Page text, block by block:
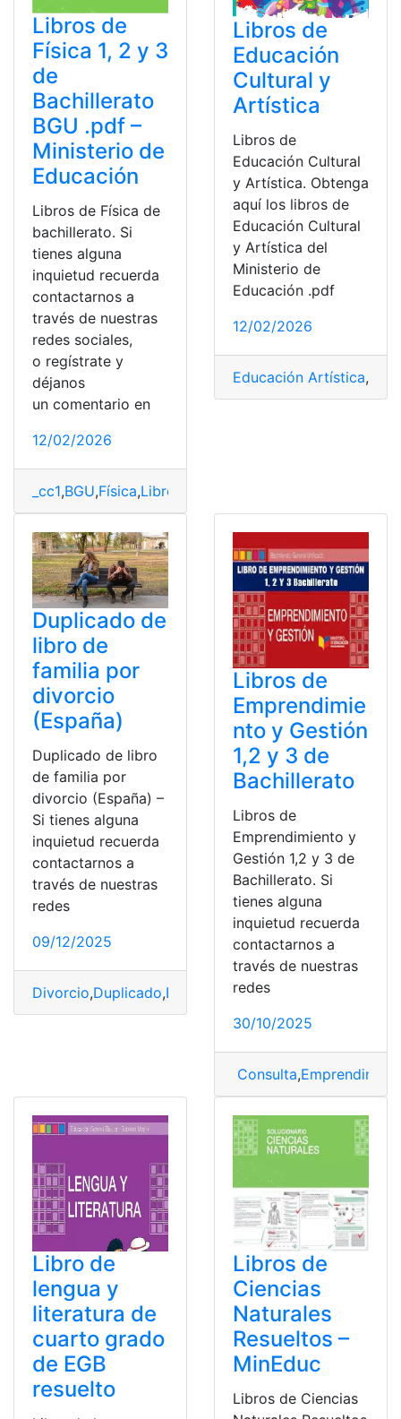
Libros de
Física 1, 2 y 3
de
Bachillerato
BGU .pdf –
Ministerio de
Educación
Libros de Física de
bachillerato. Si
tienes alguna
inquietud recuerda
contactarnos a
través de nuestras
redes sociales,
o regístrate y
déjanos
un comentario en
12/02/2026
_cc1,BGU,Física,Libro
Libros de
Educación
Cultural y
Artística
Libros de
Educación Cultural
y Artística. Obtenga
aquí los libros de
Educación Cultural
y Artística del
Ministerio de
Educación .pdf
12/02/2026
Educación Artística,
Duplicado de
libro de
familia por
divorcio
(España)
Duplicado de libro
de familia por
divorcio (España) –
Si tienes alguna
inquietud recuerda
contactarnos a
través de nuestras
redes
09/12/2025
Divorcio,Duplicado,España Familiar
Libros de
Emprendimie
nto y Gestión
1,2 y 3 de
Bachillerato
Libros de
Emprendimiento y
Gestión 1,2 y 3 de
Bachillerato. Si
tienes alguna
inquietud recuerda
contactarnos a
través de nuestras
redes
30/10/2025
Consulta,
Libro de
lengua y
literatura de
cuarto grado
de EGB
resuelto
Libros de
Ciencias
Naturales
Resueltos –
MinEduc
Libros de Ciencias